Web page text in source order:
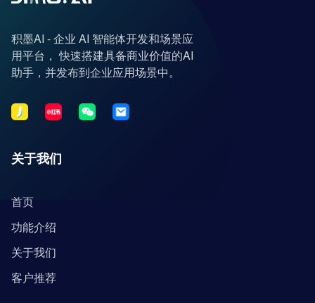
积墨AI - 企业 AI 智能体开发和场景应
用平台， 快速搭建具备商业价值的AI
助手，并发布到企业应用场景中。
关于我们
首页
功能介绍
关于我们
客户推荐